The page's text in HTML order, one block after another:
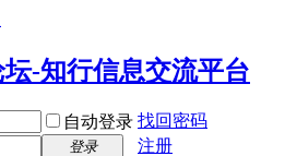
自动登录 找回密码
登录
注册